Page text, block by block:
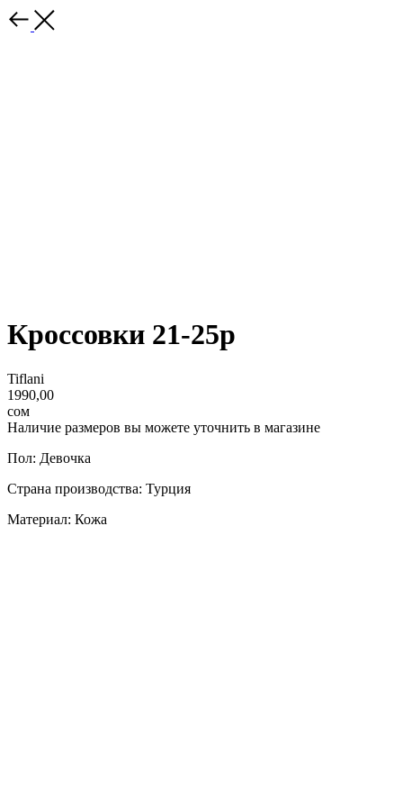
Кроссовки 21-25р
Tiflani
1990,00
сом
Наличие размеров вы можете уточнить в магазине
Пол: Девочка
Страна производства: Турция
Материал: Кожа